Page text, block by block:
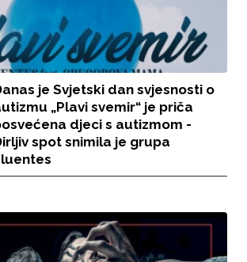
je Svjetski dan svjesnosti o
„Plavi svemir“ je priča
djeci s autizmom -
spot snimila je grupa